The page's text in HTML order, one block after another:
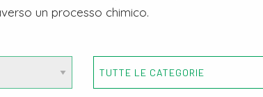
un processo chimico.